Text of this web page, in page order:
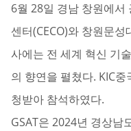
6월 28일 경남 창원에서
센터(CECO)와 창원문
사에는 전 세계 혁신 기
의 향연을 펼쳤다. KIC
청받아 참석하였다.
GSAT은 2024년 경상남